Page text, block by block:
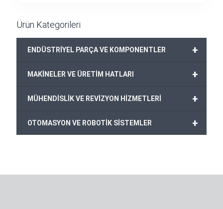
Ürün Kategorileri
+
ENDÜSTRİYEL PARÇA VE KOMPONENTLER
+
MAKİNELER VE ÜRETİM HATLARI
+
MÜHENDİSLİK VE REVİZYON HİZMETLERİ
+
OTOMASYON VE ROBOTİK SİSTEMLER